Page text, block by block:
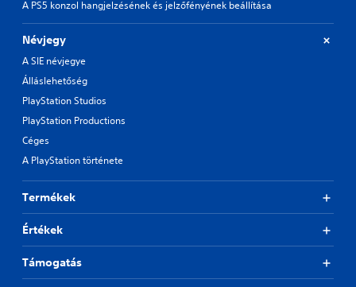
A PS5 konzol hangjelzésének és jelzőfényének beállítása
Névjegy
A SIE névjegye
Álláslehetőség
PlayStation Studios
PlayStation Productions
Céges
A PlayStation története
Termékek
Értékek
Támogatás